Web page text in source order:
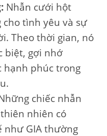
Nhẫn cưới hột
tình yêu và sự
Theo thời gian, nó
biệt, gợi nhớ
hạnh phúc trong
chiếc nhẫn
nhiên có
như GIA thường